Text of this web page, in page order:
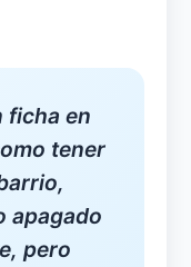
ficha en
tener
apagado
pero